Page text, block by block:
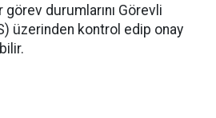
durumlarını Görevli
üzerinden kontrol edip onay